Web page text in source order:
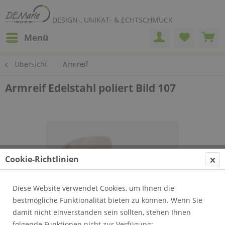
DESIGN-, UNIKAT- & ECHTSCHMUCK
Menü
Übersicht Armreif
Armreif Edelstahl poliert Bild 107
Cookie-Richtlinien
Diese Website verwendet Cookies, um Ihnen die
bestmögliche Funktionalität bieten zu können. Wenn Sie
damit nicht einverstanden sein sollten, stehen Ihnen